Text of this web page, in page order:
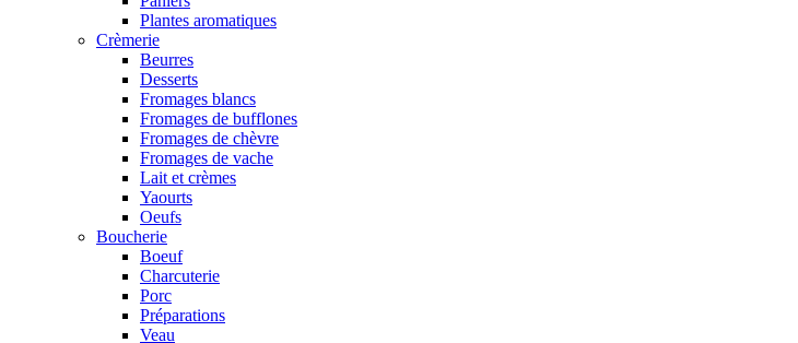
Plantes aromatiques
Crèmerie
Beurres
Desserts
Fromages blancs
Fromages de bufflones
Fromages de chèvre
Fromages de vache
Lait et crèmes
Yaourts
Oeufs
Boucherie
Boeuf
Charcuterie
Porc
Préparations
Veau